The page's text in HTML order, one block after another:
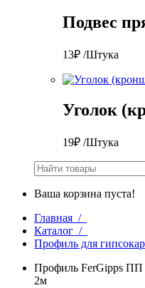
Подвес
13₽ /Штука
Уголок
19₽ /Штука
Ваша корзина пуста!
Главная /
Каталог /
Профиль для
Профиль FerGipps ПП
2м